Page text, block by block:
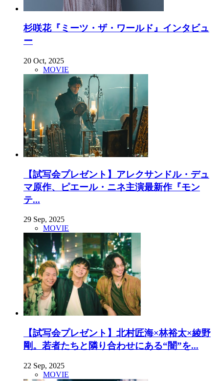
杉咲花『ミーツ・ザ・ワールド』インタビュ
ー
20 Oct, 2025
MOVIE
【試写会プレゼント】アレクサンドル・デュ
マ原作、ピエール・ニネ主演最新作『モン
テ...
29 Sep, 2025
MOVIE
【試写会プレゼント】北村匠海×林裕太×綾野
剛。若者たちと隣り合わせにある“闇”を...
22 Sep, 2025
MOVIE